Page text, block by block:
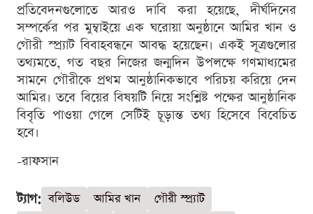
প্রতিবেদনগুলোতে আরও দাবি করা হয়েছে, দীর্ঘদিনের
সম্পর্কের পর মুম্বাইয়ে এক ঘরোয়া অনুষ্ঠানে আমির খান ও
গৌরী স্প্র্যাট বিবাহবন্ধনে আবদ্ধ হয়েছেন। একই সূত্রগুলোর
তথ্যমতে, গত বছর নিজের জন্মদিন উপলক্ষে গণমাধ্যমের
সামনে গৌরীকে প্রথম আনুষ্ঠানিকভাবে পরিচয় করিয়ে দেন
আমির। তবে বিয়ের বিষয়টি নিয়ে সংশ্লিষ্ট পক্ষের আনুষ্ঠানিক
বিবৃতি পাওয়া গেলে সেটিই চূড়ান্ত তথ্য হিসেবে বিবেচিত
হবে।
-রাফসান
ট্যাগ: বলিউড আমির খান
গৌরী স্প্র্যাট